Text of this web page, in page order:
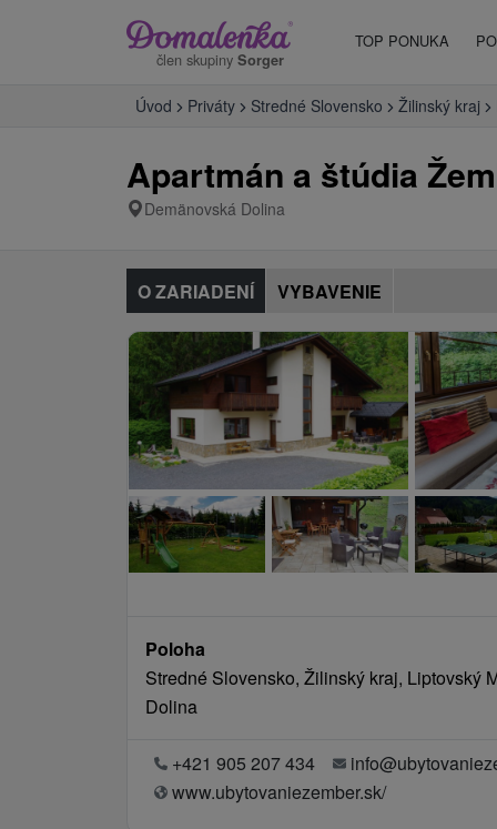
člen skupiny Sorger
TOP PONUKA
Úvod Priváty Stredné Slovensko Žilinský kraj
Apartmán a štúdia
Demänovská Dolina
O ZARIADENÍ VYBAVENIE
Poloha
Stredné Slovensko, Žilinský kraj, Liptovský
Dolina
+421 905 207 434
www.ubytovaniezember.sk/